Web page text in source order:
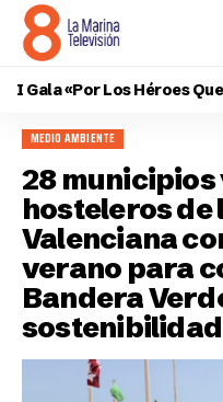
I Gala «Por Los Héroes
MEDIO AMBIENTE
28 municipios
hosteleros de
Valenciana
verano para
Bandera